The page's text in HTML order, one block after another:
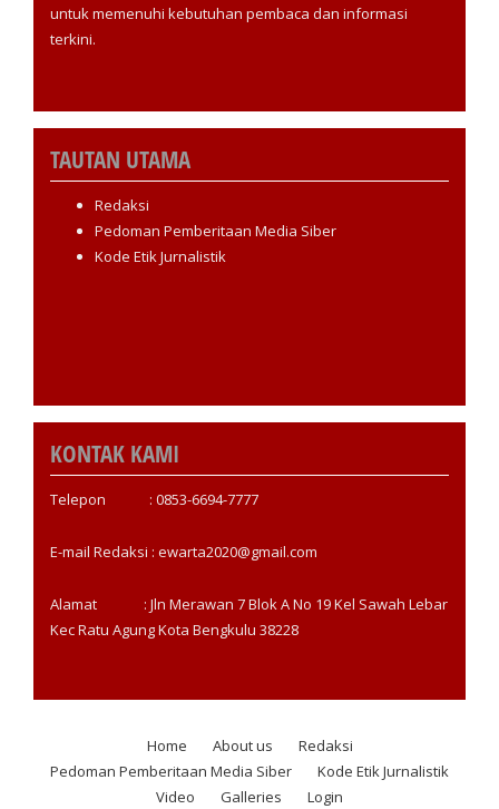
untuk memenuhi kebutuhan pembaca dan informasi
terkini.
TAUTAN UTAMA
Redaksi
Pedoman Pemberitaan Media Siber
Kode Etik Jurnalistik
KONTAK KAMI
Telepon : 0853-6694-7777
E-mail Redaksi : ewarta2020@gmail.com
Alamat : Jln Merawan 7 Blok A No 19 Kel Sawah Lebar
Kec Ratu Agung Kota Bengkulu 38228
Footer
Home About us
Redaksi
Pedoman Pemberitaan Media Siber
Kode Etik Jurnalistik
Video
Galleries Login